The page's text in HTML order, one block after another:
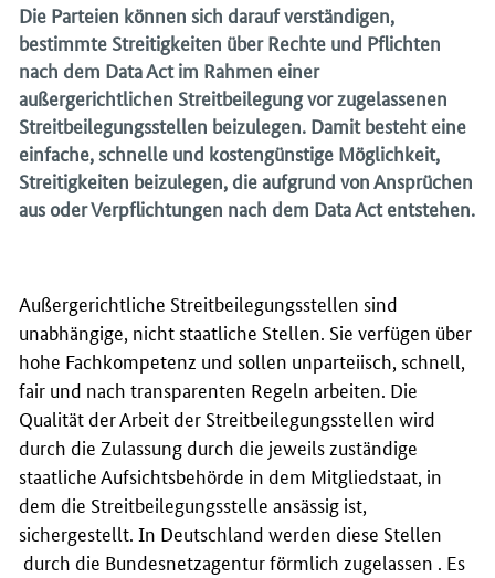
Die Parteien können sich darauf verständigen,
bestimmte Streitigkeiten über Rechte und Pflichten
nach dem Data Actim Rahmen einer
außergerichtlichen Streitbeilegung vor zugelassenen
Streitbeilegungsstellen beizulegen. Damit besteht eine
einfache, schnelle und kostengünstige Möglichkeit,
Streitigkeiten beizulegen, die aufgrund von Ansprüchen
aus oder Verpflichtungen nach dem Data Actentstehen.
Außergerichtliche Streitbeilegungsstellen sind
unabhängige, nicht staatliche Stellen. Sie verfügen über
hohe Fachkompetenz und sollen unparteiisch, schnell,
fair und nach transparenten Regeln arbeiten. Die
Qualität der Arbeit der Streitbeilegungsstellen wird
durch die Zulassung durch die jeweils zuständige
staatliche Aufsichtsbehörde in dem Mitgliedstaat, in
dem die Streitbeilegungsstelle ansässig ist,
sichergestellt. In Deutschland werden diese Stellen
durch die Bundesnetzagentur förmlich zugelassen . Es